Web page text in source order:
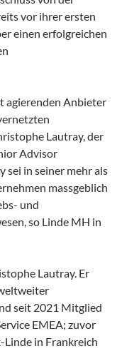
vor ihrer ersten
einen erfolgreichen
agierenden Anbieter
Lautray, der
Advisor
in seiner mehr als
massgeblich
und
so Linde MH in
Lautray. Er
seit 2021 Mitglied
EMEA; zuvor
in Frankreich